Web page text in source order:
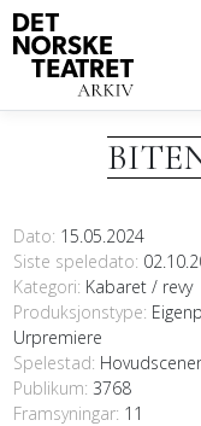
Dato 15.05.2024
Siste speledato
Kategori Kabaret / revy
Produksjonstype:
Urpremiere
Spelestad:
Publikum: 3768
Framsyningar: 11